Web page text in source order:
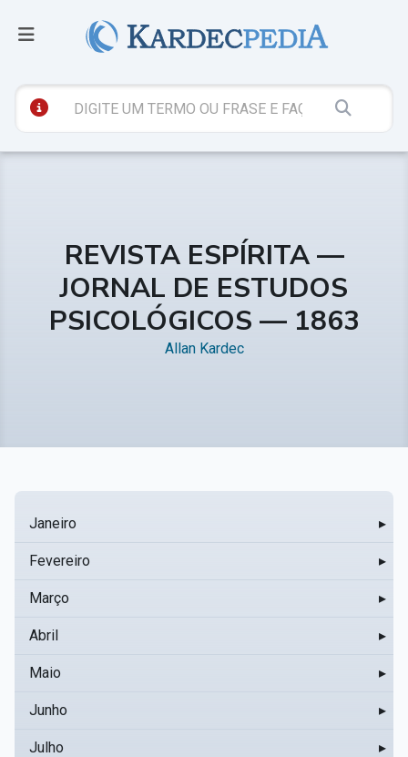
REVISTA ESPÍRITA —
JORNAL DE ESTUDOS
PSICOLÓGICOS — 1863
Allan Kardec
Janeiro ▸
Fevereiro ▸
Março ▸
Abril ▸
Maio ▸
Junho ▸
Julho ▸